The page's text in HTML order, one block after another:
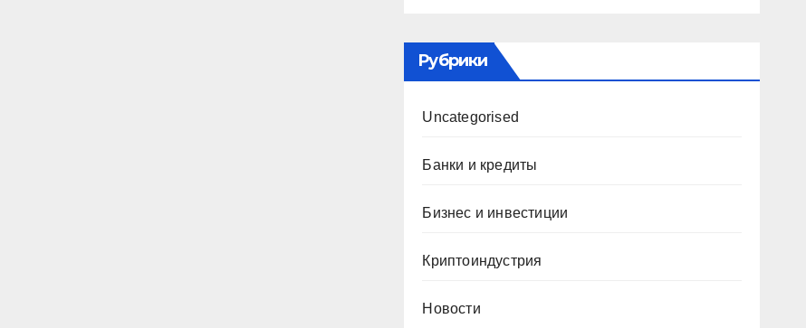
Рубрики
Uncategorised
Банки и кредиты
Бизнес и инвестиции
Криптоиндустрия
Новости